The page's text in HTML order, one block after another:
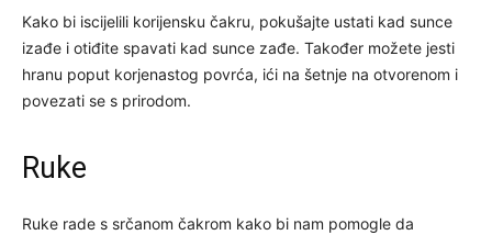
Kako bi iscijelili korijensku čakru, pokušajte ustati kad sunce
izađe i otiđite spavati kad sunce zađe. Također možete jesti
hranu poput korjenastog povrća, ići na šetnje na otvorenom i
povezati se s prirodom.
Ruke
Ruke rade s srčanom čakrom kako bi nam pomogle da